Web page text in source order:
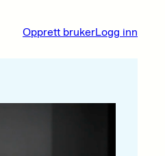
Opprett brukerLogg inn